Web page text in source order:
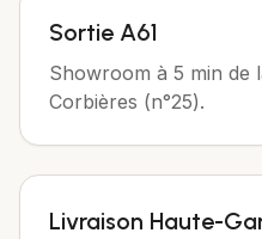
Sortie A61
Showroom à 5 min de
Corbières (n°25).
Livraison Haute-